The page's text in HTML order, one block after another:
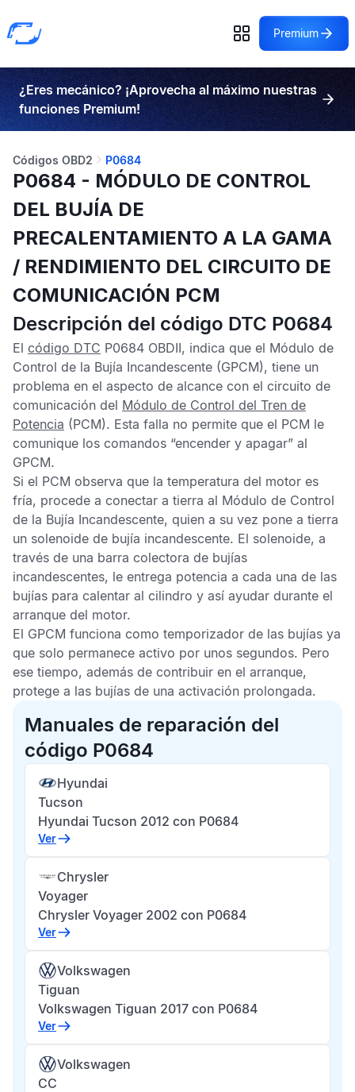
Premium
¿Eres mecánico? ¡Aprovecha al máximo nuestras
funciones Premium!
Códigos OBD2 P0684
P0684 - MÓDULO DE CONTROL
DEL BUJÍA DE
PRECALENTAMIENTO A LA GAMA
/ RENDIMIENTO DEL CIRCUITO DE
COMUNICACIÓN PCM
Descripción del código DTC P0684
El código DTC P0684 OBDII, indica que el Módulo de
Control de la Bujía Incandescente (GPCM), tiene un
problema en el aspecto de alcance con el circuito de
comunicación del Módulo de Control del Tren de
Potencia (PCM). Esta falla no permite que el PCM le
comunique los comandos “encender y apagar” al
GPCM.
Si el PCM observa que la temperatura del motor es
fría, procede a conectar a tierra al Módulo de Control
de la Bujía Incandescente, quien a su vez pone a tierra
un solenoide de bujía incandescente. El solenoide, a
través de una barra colectora de bujías
incandescentes, le entrega potencia a cada una de las
bujías para calentar al cilindro y así ayudar durante el
arranque del motor.
El GPCM funciona como temporizador de las bujías ya
que solo permanece activo por unos segundos. Pero
ese tiempo, además de contribuir en el arranque,
protege a las bujías de una activación prolongada.
Manuales de reparación del
código P0684
Hyundai
Tucson
Hyundai Tucson 2012 con P0684
Ver
Chrysler
Voyager
Chrysler Voyager 2002 con P0684
Ver
Volkswagen
Tiguan
Volkswagen Tiguan 2017 con P0684
Ver
Volkswagen
CC